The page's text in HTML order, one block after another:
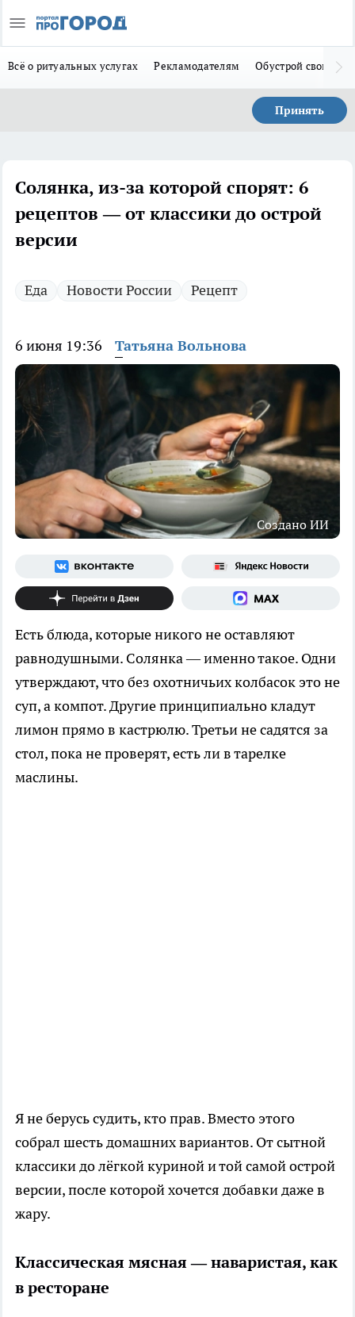
Всё о ритуальных услугах Рекламодателям Обустрой свой дом
Принять
Солянка, из-за которой спорят: 6
рецептов — от классики до острой
версии
Еда Новости России Рецепт
6 июня 19:36 Татьяна Вольнова
Создано ИИ
Есть блюда, которые никого не оставляют
равнодушными. Солянка — именно такое. Одни
утверждают, что без охотничьих колбасок это не
суп, а компот. Другие принципиально кладут
лимон прямо в кастрюлю. Третьи не садятся за
стол, пока не проверят, есть ли в тарелке
маслины.
Я не берусь судить, кто прав. Вместо этого
собрал шесть домашних вариантов. От сытной
классики до лёгкой куриной и той самой острой
версии, после которой хочется добавки даже в
жару.
Классическая мясная — наваристая, как
в ресторане